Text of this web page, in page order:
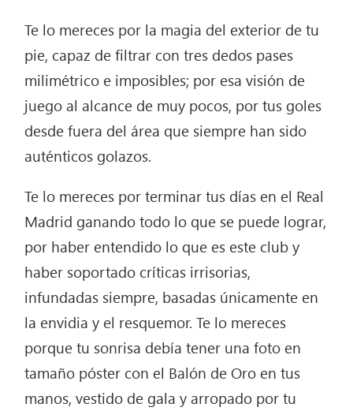
Te lo mereces por la magia del exterior de tu
pie, capaz de filtrar con tres dedos pases
milimétrico e imposibles; por esa visión de
juego al alcance de muy pocos, por tus goles
desde fuera del área que siempre han sido
auténticos golazos.
Te lo mereces por terminar tus días en el Real
Madrid ganando todo lo que se puede lograr,
por haber entendido lo que es este club y
haber soportado críticas irrisorias,
infundadas siempre, basadas únicamente en
la envidia y el resquemor. Te lo mereces
porque tu sonrisa debía tener una foto en
tamaño póster con el Balón de Oro en tus
manos, vestido de gala y arropado por tu